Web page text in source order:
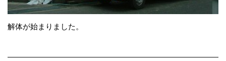
解体が始まりました。